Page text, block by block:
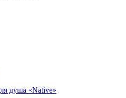
душа «Native»